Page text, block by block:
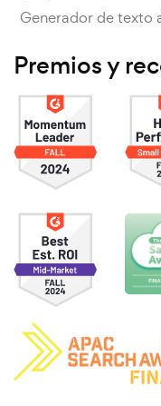
Generador de texto
Premios y